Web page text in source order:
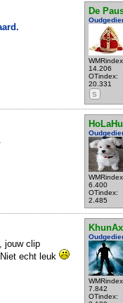
De
14.206
OTindex:
20.331
S
HoLaHu
6.400
OTindex:
2.485
7.842
OTindex:
jouw clip
echt leuk